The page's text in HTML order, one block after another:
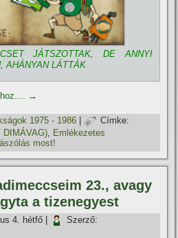
JÁTSZOTTAK, DE ANNYI
AHÁNYAN LÁTTÁK
→
1975 - 1986 |
Címke:
DIMÁVAG)
Emlékezetes
most!
23., avagy
a tizenegyest
4. hétfő
Szerző: